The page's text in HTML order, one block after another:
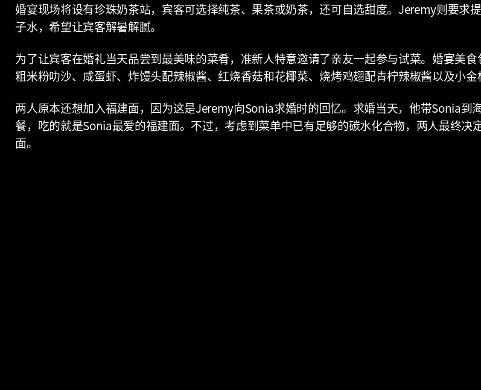
婚宴现场将设有珍珠奶茶站，宾客可选择纯茶、果茶或奶茶，还可自选甜度。Jeremy则要求
子水，希望让宾客解暑解腻。
为了让宾客在婚礼当天品尝到最美味的菜肴，准新人特意邀请了亲友一起参与试菜。婚宴美食
粗米粉叻沙、咸蛋虾、炸馒头配辣椒酱、红烧香菇和花椰菜、烧烤鸡翅配青柠辣椒酱以及小金
两人原本还想加入福建面，因为这是Jeremy向Sonia求婚时的回忆。求婚当天，他带Sonia到
餐，吃的就是Sonia最爱的福建面。不过，考虑到菜单中已有足够的碳水化合物，两人最终决
面。